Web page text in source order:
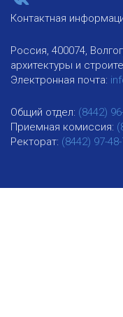
Контактная
Россия, 400074,
архитектуры и
Электронная почта:
Общий отдел: (8442)
Приемная комиссия:
Ректорат: (8442) 97-